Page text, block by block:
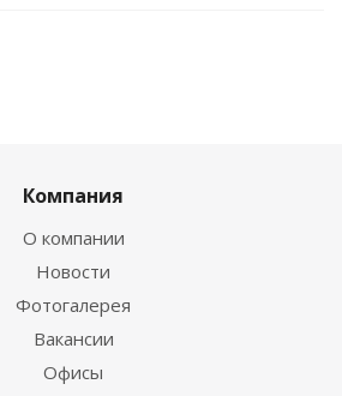
Компания
О компании
Новости
Фотогалерея
Вакансии
Офисы